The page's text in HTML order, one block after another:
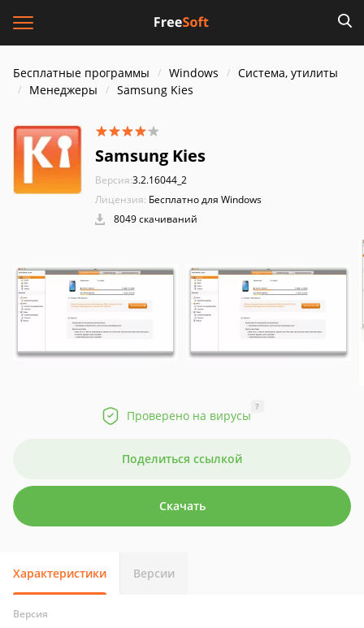
Бесплатные программы Windows
Система, утилиты
Менеджеры
Samsung Kies
Samsung Kies
Версия:3.2.16044_2
Лицензия: Бесплатно для Windows
8049 скачиваний
Проверено на вирусы
?
Поделиться ссылкой
Скачать
Характеристики Версии
Версия